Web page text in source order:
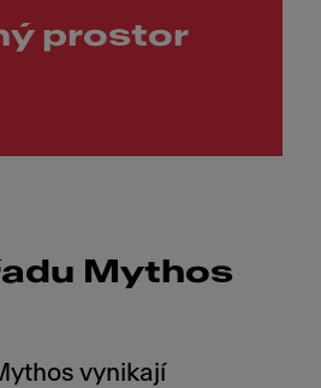
prostor
Mythos
vynikají